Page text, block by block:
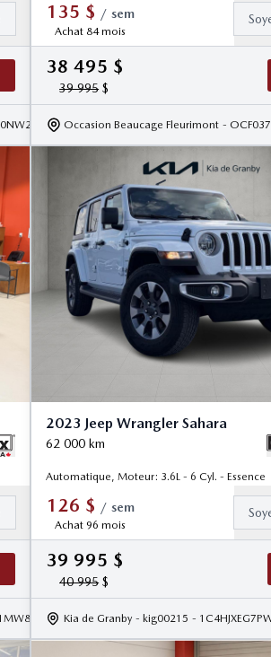
135 $ / sem
Achat 84 mois
38 495 $
39 995$
Occasion Beaucage Fleurimont -
2023 Jeep Wrangler Sahara
62 000km
Automatique, Moteur: 3.6L - 6 Cyl. - Essence
126 $ / sem
Achat 96 mois
39 995 $
40 995$
Kia de Granby - kig00215 -